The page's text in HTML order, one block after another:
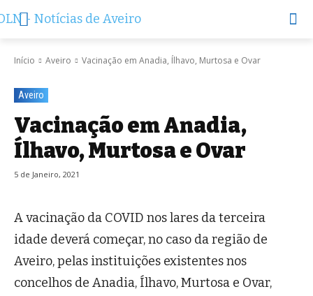
Início Aveiro Vacinação em Anadia, Ílhavo, Murtosa e Ovar
Aveiro
Vacinação em Anadia,
Ílhavo, Murtosa e Ovar
5 de Janeiro, 2021
A vacinação da COVID nos lares da terceira
idade deverá começar, no caso da região de
Aveiro, pelas instituições existentes nos
concelhos de Anadia, Ílhavo, Murtosa e Ovar,